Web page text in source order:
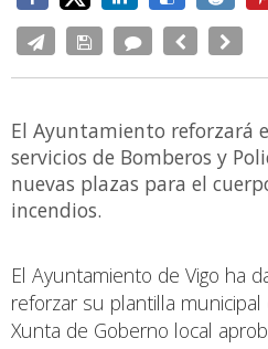
El Ayuntamiento reforzará
servicios de Bomberos y
nuevas plazas para el
incendios.
El Ayuntamiento de Vigo ha
reforzar su plantilla
Xunta de Goberno local